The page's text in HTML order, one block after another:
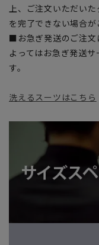
上、ご注文いただい
を完了できない場合が
■お急ぎ発送のご注文
よってはお急ぎ発送
す。
洗えるスーツはこちら